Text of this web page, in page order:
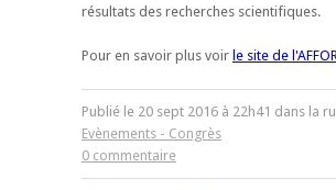
résultats des recherches scientifiques.
Pour en savoir plus voir le site de
Publié le 20 sept 2016 à 22h41 dans la
Evènements - Congrès
0 commentaire